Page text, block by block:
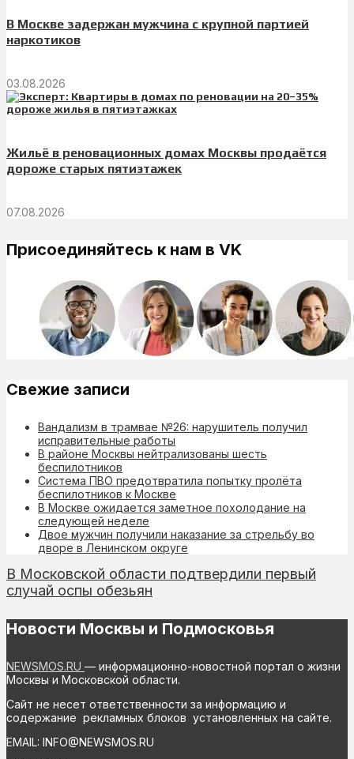
В Москве задержан мужчина с крупной партией
наркотиков
03.08.2026
Жильё в реновационных домах Москвы продаётся
дороже старых пятиэтажек
07.08.2026
Присоединяйтесь к нам в VK
Свежие записи
Вандализм в трамвае №26: нарушитель получил
исправительные работы
В районе Москвы нейтрализованы шесть
беспилотников
Система ПВО предотвратила попытку пролёта
беспилотников к Москве
В Москве ожидается заметное похолодание на
следующей неделе
Двое мужчин получили наказание за стрельбу во
дворе в Ленинском округе
В Московской области подтвердили первый
случай оспы обезьян
Новости Москвы и Подмосковья
NEWSMOS.RU — информационно-новостной портал о жизни
Москвы и Московской области.
Сайт не несет ответственности за информацию и
содержание рекламных блоков установленных на сайте.
EMAIL: INFO@NEWSMOS.RU